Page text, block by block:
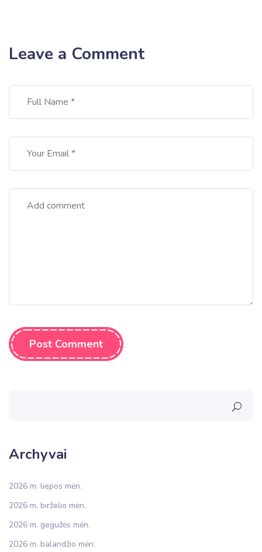
Leave a Comment
Post Comment
Archyvai
2026 m. liepos mėn.
2026 m. birželio mėn.
2026 m. gegužės mėn.
2026 m. balandžio mėn.